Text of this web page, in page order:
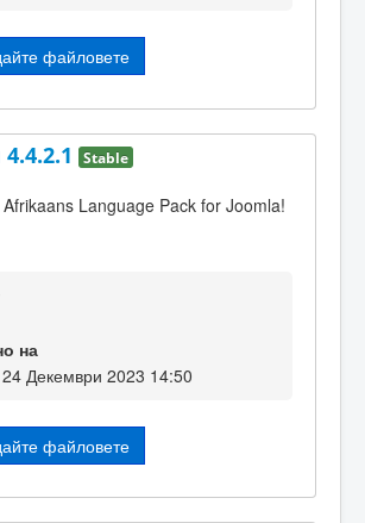
файловете
Stable
Language Pack for Joomla!
на
Декември 2023 14:50
файловете